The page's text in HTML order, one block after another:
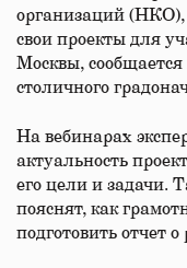
организаций (НКО),
свои проекты для
Москвы,
столичного
На вебинарах
актуальность
его цели и задачи.
пояснят, как
подготовить отчет